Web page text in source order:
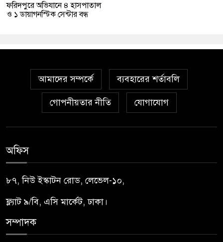
ফরিদপুরে অভিযানে ৪ হাসপাতাল
ও ১ ডায়াগনস্টিক সেন্টার বন্ধ
আমাদের সম্পর্কে ব্যবহারের শর্তাবলি
গোপনীয়তার নীতি যোগাযোগ
অফিস
৮৭, নিউ ইস্কাটন রোড, লেভেল-১০,
ফ্ল্যাট ৯/বি, এসি মার্কেট, ঢাকা।
সম্পাদক